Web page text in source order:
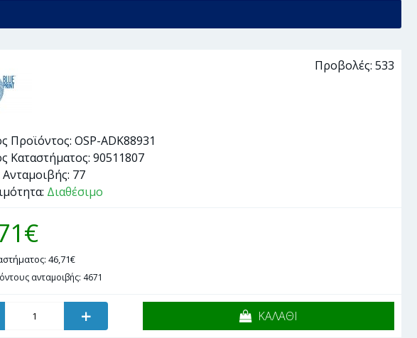
Προβολές: 533
Προϊόντος: OSP-ADK88931
Καταστήματος: 90511807
77
Διαθέσιμο
46,71€
ανταμοιβής: 4671
+ ΚΑΛΑΘΙ